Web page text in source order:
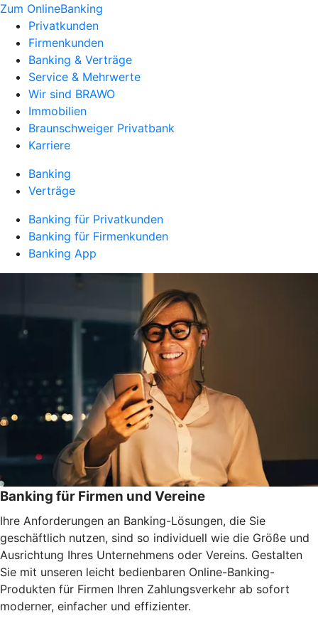
Zum OnlineBanking
Privatkunden
Firmenkunden
Banking & Verträge
Service & Mehrwerte
Wir sind BRAWO
Immobilien
Braunschweiger Privatbank
Karriere
Banking
Verträge
Banking für Privatkunden
Banking für Firmenkunden
Banking App
Banking für Firmen und Vereine
Ihre Anforderungen an Banking-Lösungen, die Sie
geschäftlich nutzen, sind so individuell wie die Größe und
Ausrichtung Ihres Unternehmens oder Vereins. Gestalten
Sie mit unseren leicht bedienbaren Online-Banking-
Produkten für Firmen Ihren Zahlungsverkehr ab sofort
moderner, einfacher und effizienter.